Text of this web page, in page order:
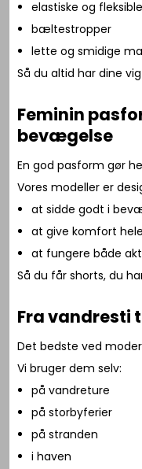
elastiske og
bæltestropper
lette og smidige
Så du altid har dine
Feminin
bevægelse
En god pasform gør
Vores modeller er
at sidde godt i
at give komfort
at fungere både
Så du får shorts, du
Fra vandresti
Det bedste ved
Vi bruger dem selv:
på vandreture
på storbyferier
på stranden
i haven